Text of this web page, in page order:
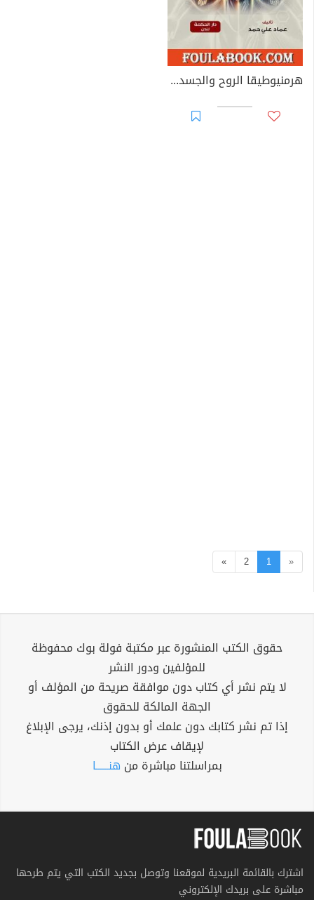
هرمنيوطيقا الروح والجسد - كيف يتشكل الفكر الإنساني
«
1
2
»
حقوق الكتب المنشورة عبر مكتبة فولة بوك محفوظة
للمؤلفين ودور النشر
لا يتم نشر أي كتاب دون موافقة صريحة من المؤلف أو
الجهة المالكة للحقوق
إذا تم نشر كتابك دون علمك أو بدون إذنك، يرجى الإبلاغ
لإيقاف عرض الكتاب
بمراسلتنا مباشرة من هنــــــا
اشترك بالقائمة البريدية لموقعنا وتوصل بجديد الكتب التي يتم طرحها
مباشرة على بريدك الإلكتروني